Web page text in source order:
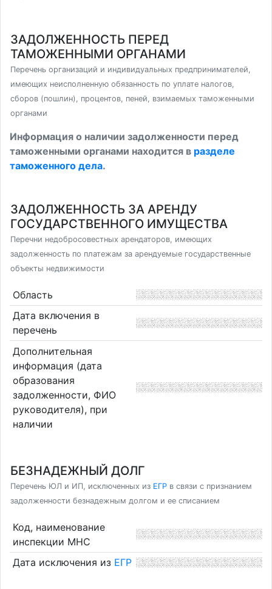
ЗАДОЛЖЕННОСТЬ ПЕРЕД
ТАМОЖЕННЫМИ ОРГАНАМИ
Перечень организаций и индивидуальных предпринимателей,
имеющих неисполненную обязанность по уплате налогов,
сборов (пошлин), процентов, пеней, взимаемых таможенными
органами
Информация о наличии задолженности перед
таможенными органами находится в разделе
таможенного дела.
ЗАДОЛЖЕННОСТЬ ЗА АРЕНДУ
ГОСУДАРСТВЕННОГО ИМУЩЕСТВА
Перечни недобросовестных арендаторов, имеющих
задолженность по платежам за арендуемые государственные
объекты недвижимости
Область
Дата включения в
перечень
Дополнительная
информация (дата
образования
задолженности, ФИО
руководителя), при
наличии
БЕЗНАДЕЖНЫЙ ДОЛГ
Перечень ЮЛ и ИП, исключенных из ЕГР в связи с признанием
задолженности безнадежным долгом и ее списанием
Код, наименование
инспекции МНС
Дата исключения из ЕГР